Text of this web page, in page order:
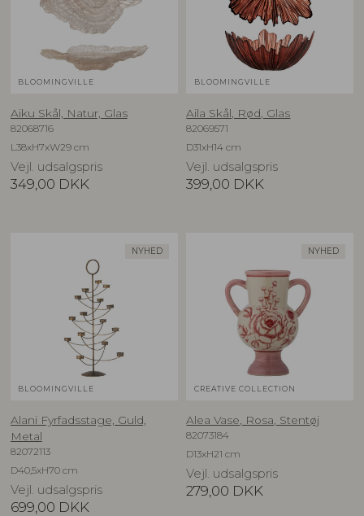
BLOOMINGVILLE
Aiku Skål, Natur, Glas
82068716
L38xH7xW29 cm
Vejl. udsalgspris
349,00 DKK
BLOOMINGVILLE
Aila Skål, Rød, Glas
82069571
D31xH14 cm
Vejl. udsalgspris
399,00 DKK
NYHED
BLOOMINGVILLE
Alani Fyrfadsstage, Guld,
Metal
82072113
D40,5xH70 cm
Vejl. udsalgspris
699,00 DKK
NYHED
CREATIVE COLLECTION
Alea Vase, Rosa, Stentøj
82073184
D13xH21 cm
Vejl. udsalgspris
279,00 DKK